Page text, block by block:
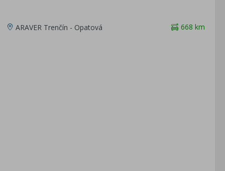
668 km
ARAVER Trenčín - Opatová